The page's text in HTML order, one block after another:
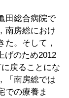
田総合病院で
南房総におけ
た。そして，
げのため2012
戻ることにな
「南房総では
での療養ま